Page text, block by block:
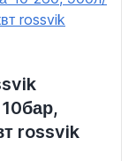
rossvik